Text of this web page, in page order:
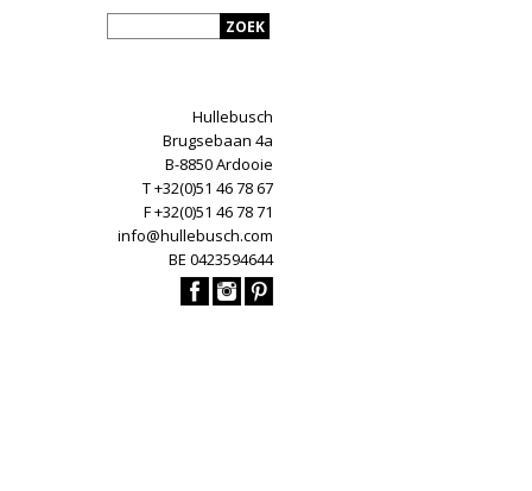
Hullebusch
Brugsebaan 4a
B-8850 Ardooie
T +32(0)51 46 78 67
F +32(0)51 46 78 71
info@hullebusch.com
BE 0423594644